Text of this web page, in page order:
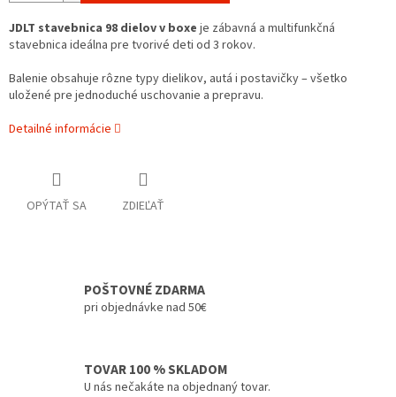
JDLT stavebnica 98 dielov v boxe je zábavná a multifunkčná
stavebnica ideálna pre tvorivé deti od 3 rokov.
Balenie obsahuje rôzne typy dielikov, autá i postavičky – všetko
uložené pre jednoduché uschovanie a prepravu.
Detailné informácie
OPÝTAŤ SA ZDIEĽAŤ
POŠTOVNÉ ZDARMA
pri objednávke nad 50€
TOVAR 100 % SKLADOM
U nás nečakáte na objednaný tovar.